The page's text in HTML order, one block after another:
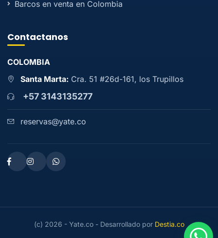
Barcos en venta en Colombia
Contactanos
COLOMBIA
Santa Marta: Cra. 51 #26d-161, los Trupillos
+57 3143135277
reservas@yate.co
(c) 2026 - Yate.co - Desarrollado por Destia.co